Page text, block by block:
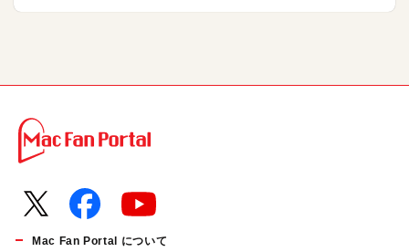
Mac Fan Portal について